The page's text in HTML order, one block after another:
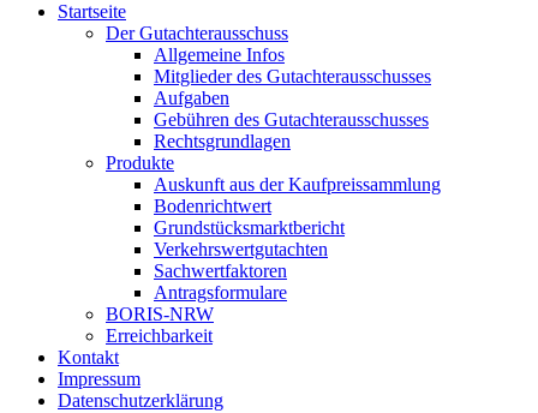
Startseite
Der Gutachterausschuss
Allgemeine Infos
Mitglieder des Gutachterausschusses
Aufgaben
Gebühren des Gutachterausschusses
Rechtsgrundlagen
Produkte
Auskunft aus der Kaufpreissammlung
Bodenrichtwert
Grundstücksmarktbericht
Verkehrswertgutachten
Sachwertfaktoren
Antragsformulare
BORIS-NRW
Erreichbarkeit
Kontakt
Impressum
Datenschutzerklärung